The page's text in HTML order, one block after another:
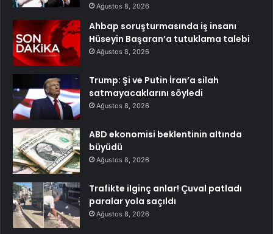
Ağustos 8, 2026
Ahbap soruşturmasında iş insanı
Hüseyin Başaran’a tutuklama talebi
Ağustos 8, 2026
Trump: Şi ve Putin İran’a silah
satmayacaklarını söyledi
Ağustos 8, 2026
ABD ekonomisi beklentinin altında
büyüdü
Ağustos 8, 2026
Trafikte ilginç anlar! Çuval patladı
paralar yola saçıldı
Ağustos 8, 2026